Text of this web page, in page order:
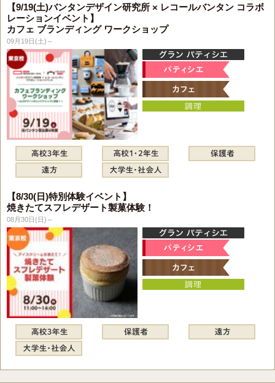
【9/19(土)バンタンデザイン研究所 × レコールバンタン コラボ
レーションイベント】
カフェ ブランディング ワークショップ
09月19日(土)～
【8/30(日)特別体験イベント】
焼きたてスフレデザート製菓体験！
08月30日(日)～